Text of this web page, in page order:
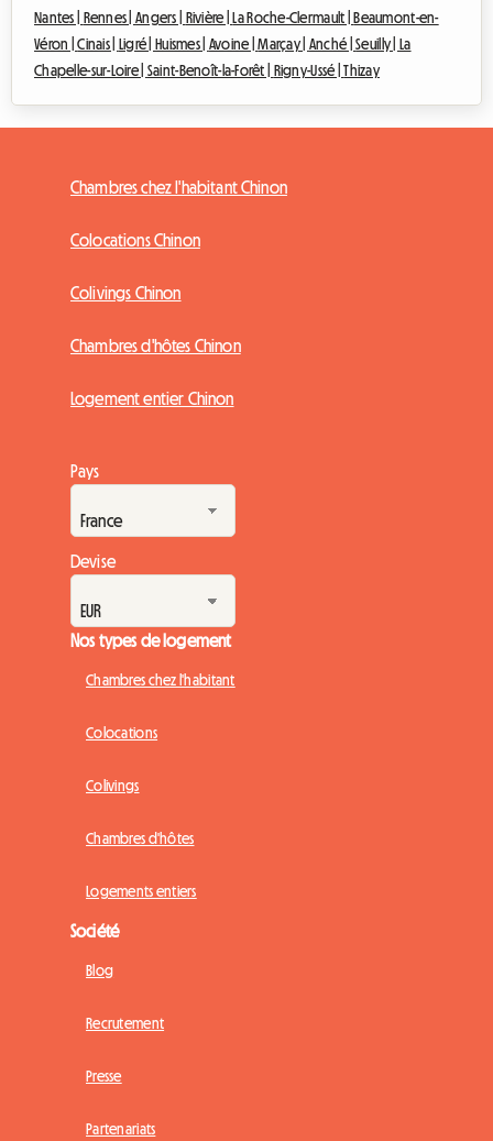
Nantes | Rennes |Angers | Rivière |La Roche-Clermault |Beaumont-en-
Véron |Cinais | Ligré |Huismes | Avoine |Marçay | Anché |Seuilly | La
Chapelle-sur-Loire | Saint-Benoît-la-Forêt | Rigny-Ussé |Thizay
Chambres chez l'habitant Chinon
Colocations Chinon
Colivings Chinon
Chambres d'hôtes Chinon
Logement entier Chinon
Pays
Devise
Nos types de logement
Chambres chez l'habitant
Colocations
Colivings
Chambres d'hôtes
Logements entiers
Société
Blog
Recrutement
Presse
Partenariats